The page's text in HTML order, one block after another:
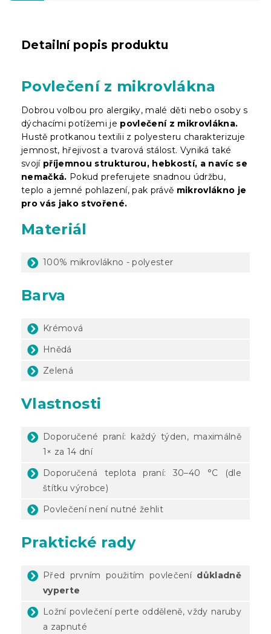
Detailní popis produktu
Povlečení z mikrovlákna
Dobrou volbou pro alergiky, malé děti nebo osoby s
dýchacími potížemi je povlečení z mikrovlákna.
Hustě protkanou textilii z polyesteru charakterizuje
jemnost, hřejivost a tvarová stálost. Vyniká také
svojí příjemnou strukturou, hebkostí, a navíc se
nemačká. Pokud preferujete snadnou údržbu,
teplo a jemné pohlazení, pak právě mikrovlákno je
pro vás jako stvořené.
Materiál
100% mikrovlákno - polyester
Barva
Krémová
Hnědá
Zelená
Vlastnosti
Doporučené praní: každý týden, maximálně
1× za 14 dní
Doporučená teplota praní: 30–40 °C (dle
štítku výrobce)
Povlečení není nutné žehlit
Praktické rady
Před prvním použitím povlečení důkladně
vyperte
Ložní povlečení perte odděleně, vždy naruby
a zapnuté